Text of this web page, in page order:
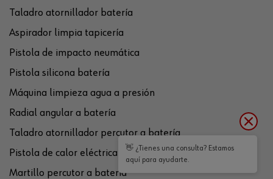
Taladro atornillador batería
Aspirador limpia tapicería
Pistola de impacto neumática
Pistola silicona batería
Máquina limpieza agua a presión
Radial angular a batería
Taladro atornillador percutor a batería
Pistola de calor eléctrica
Martillo percutor a batería
👋 ¿Tienes una consulta? Estamos
aquí para ayudarte.